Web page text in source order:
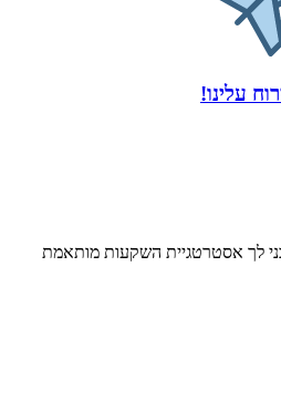
עלינו!
לך אסטרטגיית השקעות מותאמת